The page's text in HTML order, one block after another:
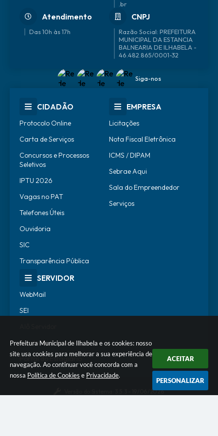
Prefeitura Municipal de Ilhabela e os cookies: nosso
site usa cookies para melhorar a sua experiência de
navegação. Ao continuar você concorda com a
nossa Política de Cookies e Privacidade.
ACEITAR
PERSONALIZAR
.br
Atendimento
Das 10h às 17h
CNPJ
46.482.865/0001-32
Siga-nos
CIDADÃO
Protocolo Online
Carta de Serviços
Concursos e Processos
Seletivos
IPTU 2026
Vagas no PAT
Telefones Úteis
Ouvidoria
SIC
Transparência Pública
EMPRESA
Licitações
Nota Fiscal Eletrônica
ICMS / DIPAM
Sebrae Aqui
Sala do Empreendedor
Serviços
SERVIDOR
WebMail
SEI
Escola de Governo
Portal do Estagiário
3.5.3 - 19/06/2026